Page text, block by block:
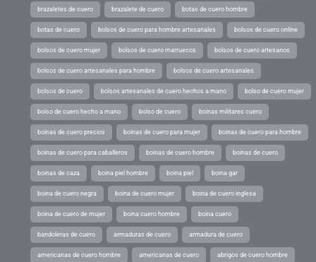
brazaletes de cuero brazalete de cuero botas de cuero hombre
botas de cuero bolsos de cuero para hombre artesanales bolsos de cuero online
bolsos de cuero mujer bolsos de cuero marruecos bolsos de cuero artesanos
bolsos de cuero artesanales para hombre bolsos de cuero artesanales
bolsos de cuero bolsos artesanales de cuero hechos a mano bolso de cuero mujer
bolso de cuero hecho a mano bolso de cuero boinas militares cuero
boinas de cuero precios boinas de cuero para mujer boinas de cuero para hombre
boinas de cuero para caballeros boinas de cuero hombre boinas de cuero
boinas de caza boina piel hombre boina piel boina gar
boina de cuero negra boina de cuero mujer boina de cuero inglesa
boina de cuero de mujer boina cuero hombre boina cuero
bandoleras de cuero armaduras de cuero armadura de cuero
americanas de cuero hombre americanas de cuero abrigos de cuero hombre